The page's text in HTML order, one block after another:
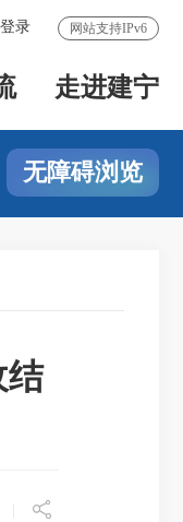
网站支持IPv6
登录
走进建宁
无障碍浏览
结
